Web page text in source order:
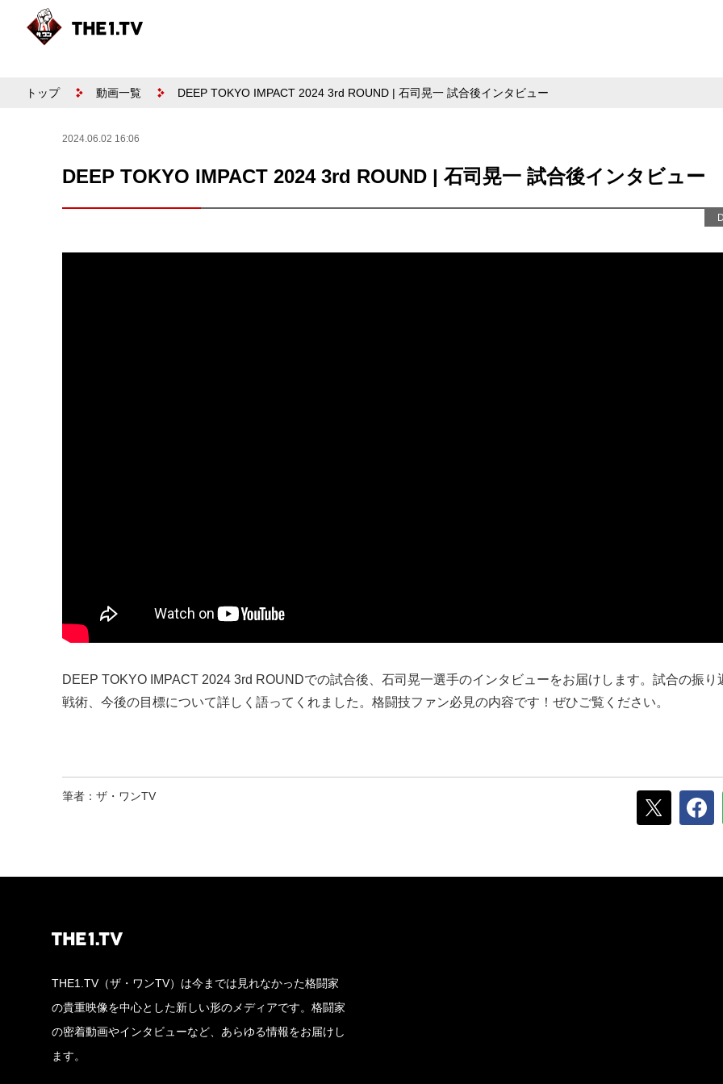
トップ 動画一覧 DEEP TOKYO IMPACT 2024 3rd ROUND | 石司晃一 試合後インタビュー
2024.06.02 16:06
DEEP TOKYO IMPACT 2024 3rd ROUND | 石司晃一 試合後インタビュー
DEEP TOKYO IMPACT 2024 3rd ROUNDでの試合後、石司晃一選手のインタビューをお届けします。試合の振り
戦術、今後の目標について詳しく語ってくれました。格闘技ファン必見の内容です！ぜひご覧ください。
筆者：ザ・ワンTV
THE1.TV（ザ・ワンTV）は今までは見れなかった格闘家
の貴重映像を中心とした新しい形のメディアです。格闘家
の密着動画やインタビューなど、あらゆる情報をお届けし
ます。